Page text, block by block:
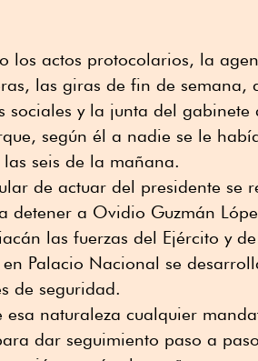
los actos protocolarios, la
las giras de fin de semana,
sociales y la junta del gabinete
según él a nadie se le
seis de la mañana.
de actuar del presidente se
detener a Ovidio Guzmán
las fuerzas del Ejército y
Palacio Nacional se
de seguridad.
esa naturaleza cualquier
dar seguimiento paso a